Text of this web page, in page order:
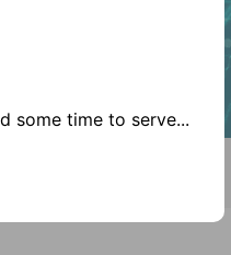
some time to serve...